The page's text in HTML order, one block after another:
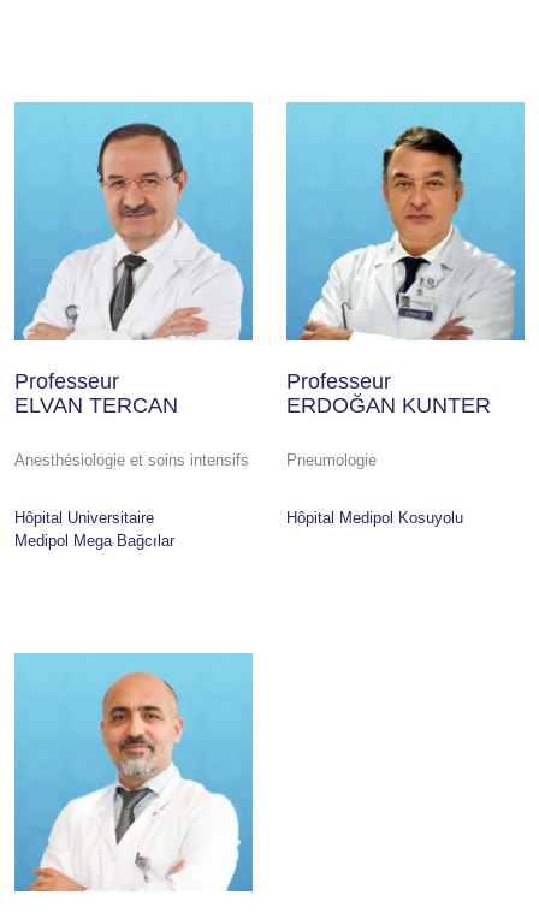
Professeur
ELVAN TERCAN
Anesthésiologie et soins intensifs
Hôpital Universitaire
Medipol Mega Bağcılar
Professeur
ERDOĞAN KUNTER
Pneumologie
Hôpital Medipol Kosuyolu